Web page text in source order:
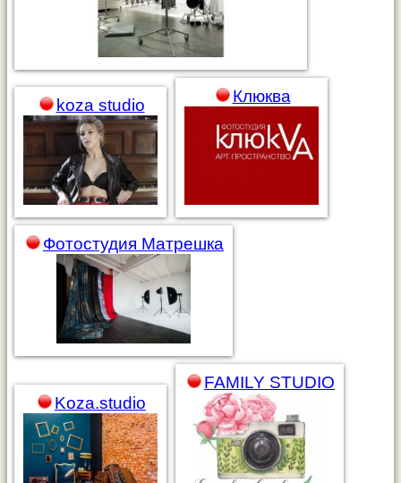
koza studio Клюква
Фотостудия Матрешка
Koza.studio
FAMILY STUDIO